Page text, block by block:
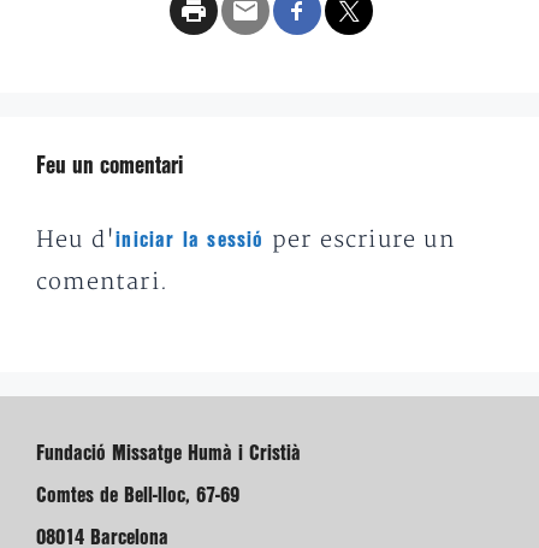
Feu un comentari
Heu d'iniciar la sessió
per escriure un
comentari.
Fundació Missatge Humà i Cristià
Comtes de Bell-lloc, 67-69
08014 Barcelona